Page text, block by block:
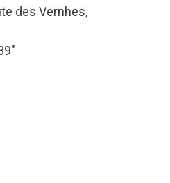
des Vernhes,